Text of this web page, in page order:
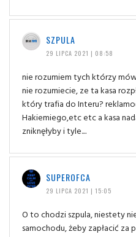
SZPULA
29 LIPCA 2021 | 08:58
nie rozumiem tych którzy
nie rozumiecie, ze ta kasa
który trafia do Interu?
Hakiemiego,etc etc a kasa
zniknęłyby i tyle....
SUPEROFCA
29 LIPCA 2021 | 15:05
O to chodzi szpula, niestety
samochodu, żeby zapłacić za